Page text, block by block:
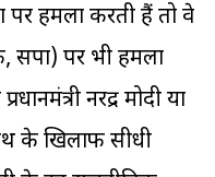
पर हमला करती हैं तो वे
पर भी हमला
नरेंद्र मोदी या
के खिलाफ सीधी